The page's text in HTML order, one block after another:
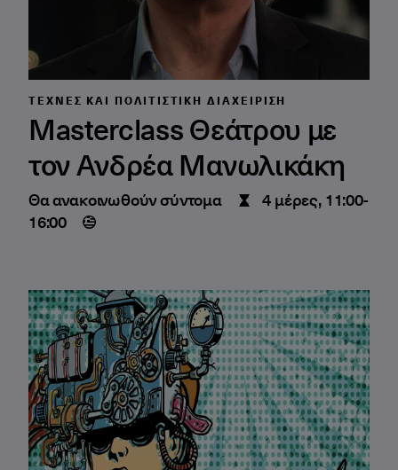
ΤΈΧΝΕΣ ΚΑΙ ΠΟΛΙΤΙΣΤΙΚΉ ΔΙΑΧΕΊΡΙΣΗ
Masterclass Θεάτρου με
τον Ανδρέα Μανωλικάκη
Θα ανακοινωθούν σύντομα
4 μέρες, 11:00-
16:00